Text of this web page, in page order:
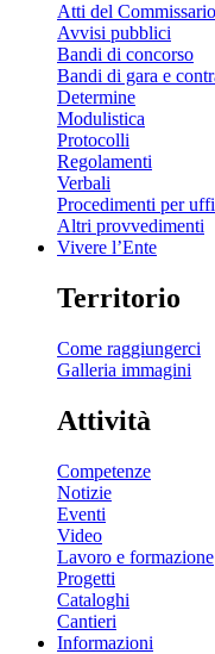
Atti del Commissario
Avvisi pubblici
Bandi di concorso
Bandi di gara e
Determine
Modulistica
Protocolli
Regolamenti
Verbali
Procedimenti per
Altri provvedimenti
Vivere l’Ente
Territorio
Come raggiungerci
Galleria immagini
Attività
Competenze
Notizie
Eventi
Video
Lavoro e formazione
Progetti
Cataloghi
Cantieri
Informazioni